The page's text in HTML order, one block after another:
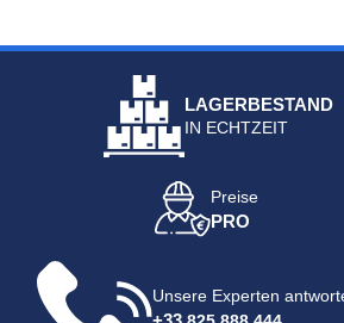
LAGERBESTAND
IN ECHTZEIT
Preise
PRO
Unsere Experten